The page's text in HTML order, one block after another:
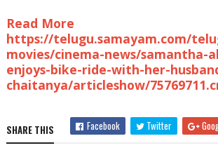
Read More
https://telugu.samayam.com/
movies/cinema-news/samantha-
enjoys-bike-ride-with-her-
chaitanya/articleshow/
SHARE THIS Facebook Twitter